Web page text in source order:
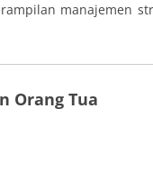
manajemen
Orang Tua